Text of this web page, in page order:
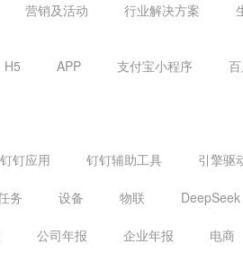
营销及活动 行业解决方案
H5 APP 支付宝小程序
钉钉应用 钉钉辅助工具 引擎驱
务 设备 物联 DeepSeek
公司年报 企业年报 电商